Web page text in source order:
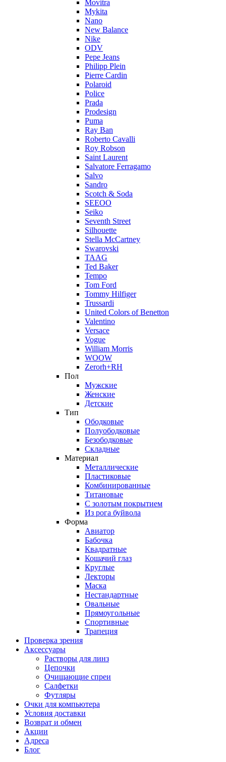
Movitra
Mykita
Nano
New Balance
Nike
ODV
Pepe Jeans
Philipp Plein
Pierre Cardin
Polaroid
Police
Prada
Prodesign
Puma
Ray Ban
Roberto Cavalli
Roy Robson
Saint Laurent
Salvatore Ferragamo
Salvo
Sandro
Scotch & Soda
SEEOO
Seiko
Seventh Street
Silhouette
Stella McCartney
Swarovski
TAAG
Ted Baker
Tempo
Tom Ford
Tommy Hilfiger
Trussardi
United Colors of Benetton
Valentino
Versace
Vogue
William Morris
WOOW
Zerorh+RH
Пол
Мужские
Женские
Детские
Тип
Ободковые
Полуободковые
Безободковые
Складные
Материал
Металлические
Пластиковые
Комбинированные
Титановые
С золотым покрытием
Из рога буйвола
Форма
Авиатор
Бабочка
Квадратные
Кошачий глаз
Круглые
Лекторы
Маска
Нестандартные
Овальные
Прямоугольные
Спортивные
Трапеция
Проверка зрения
Аксессуары
Растворы для линз
Цепочки
Очищающие спреи
Салфетки
Футляры
Очки для компьютера
Условия доставки
Возврат и обмен
Акции
Адреса
Блог